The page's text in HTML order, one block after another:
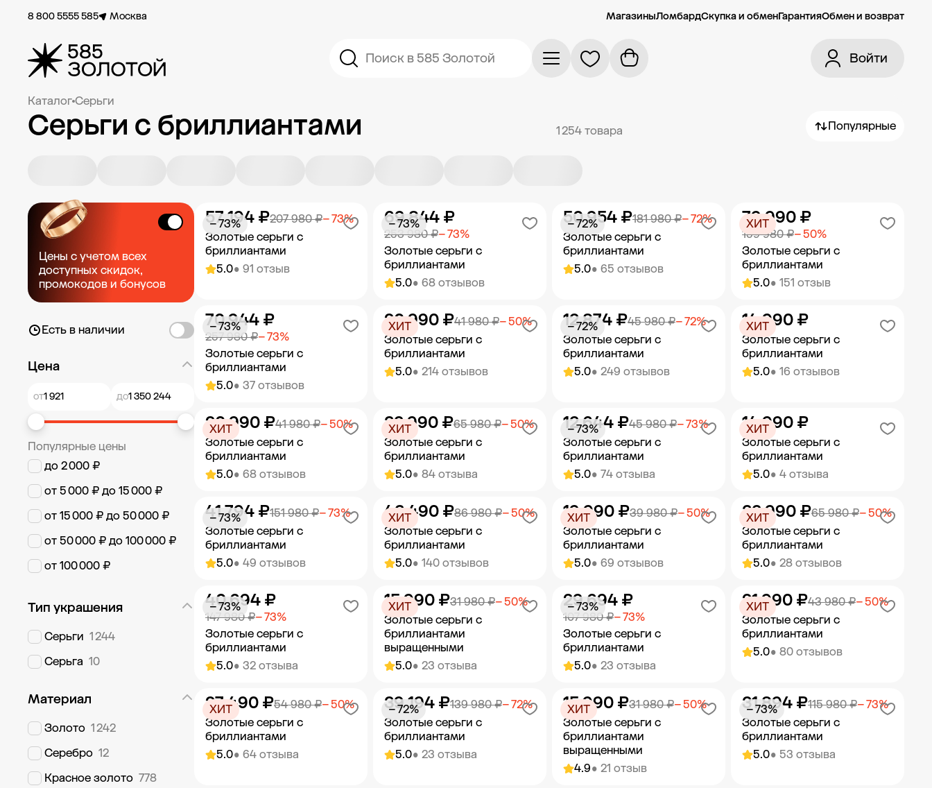
8 800 5555 585 Москва МагазиныЛомбардСкупка и обменГарантияОбмен и возврат
Поиск в 585 Золотой Войти
Каталог Серьги
Серьги с бриллиантами 1 254 товара Популярные
Цены с учетом всех
доступных скидок,
промокодов и бонусов
Есть в наличии
Цена
от до
Популярные цены
до 2 000 ₽
от 5 000 ₽ до 15 000 ₽
от 15 000 ₽ до 50 000 ₽
от 50 000 ₽ до 100 000 ₽
от 100 000 ₽
Тип украшения
Серьги 1 244
Серьга 10
Материал
Золото 1 242
Серебро 12
Красное золото 778
5.0• 91 отзыв
Золотые серьги с
бриллиантами
207 980 ₽− 73%
57 194 ₽
− 73%
Добавить в корзину
5.0• 68 отзывов
Золотые серьги с
бриллиантами
253 980 ₽− 73%
69 844 ₽
− 73%
Добавить в корзину
5.0• 65 отзывов
Золотые серьги с
бриллиантами
181 980 ₽− 72%
50 954 ₽
− 72%
Добавить в корзину
5.0• 151 отзыв
Золотые серьги с
бриллиантами
159 980 ₽− 50%
79 990 ₽
ХИТ
Добавить в корзину
5.0• 37 отзывов
Золотые серьги с
бриллиантами
257 980 ₽− 73%
70 944 ₽
− 73%
Добавить в корзину
5.0• 214 отзывов
Золотые серьги с
бриллиантами
41 980 ₽− 50%
20 990 ₽
ХИТ
Добавить в корзину
5.0• 249 отзывов
Золотые серьги с
бриллиантами
45 980 ₽− 72%
12 874 ₽
− 72%
Добавить в корзину
5.0• 16 отзывов
Золотые серьги с
бриллиантами
14 990 ₽
ХИТ
Добавить в корзину
5.0• 68 отзывов
Золотые серьги с
бриллиантами
41 980 ₽− 50%
20 990 ₽
ХИТ
Добавить в корзину
5.0• 84 отзыва
Золотые серьги с
бриллиантами
65 980 ₽− 50%
32 990 ₽
ХИТ
Добавить в корзину
5.0• 74 отзыва
Золотые серьги с
бриллиантами
45 980 ₽− 73%
12 644 ₽
− 73%
Добавить в корзину
5.0• 4 отзыва
Золотые серьги с
бриллиантами
14 990 ₽
ХИТ
Добавить в корзину
5.0• 49 отзывов
Золотые серьги с
бриллиантами
151 980 ₽− 73%
41 794 ₽
− 73%
Добавить в корзину
5.0• 140 отзывов
Золотые серьги с
бриллиантами
86 980 ₽− 50%
43 490 ₽
ХИТ
Добавить в корзину
5.0• 69 отзывов
Золотые серьги с
бриллиантами
39 980 ₽− 50%
19 990 ₽
ХИТ
Добавить в корзину
5.0• 28 отзывов
Золотые серьги с
бриллиантами
65 980 ₽− 50%
32 990 ₽
ХИТ
Добавить в корзину
5.0• 32 отзыва
Золотые серьги с
бриллиантами
147 980 ₽− 73%
40 694 ₽
− 73%
Добавить в корзину
5.0• 23 отзыва
Золотые серьги с
бриллиантами
выращенными
31 980 ₽− 50%
15 990 ₽
ХИТ
Добавить в корзину
5.0• 23 отзыва
Золотые серьги с
бриллиантами
107 980 ₽− 73%
29 694 ₽
− 73%
Добавить в корзину
5.0• 80 отзывов
Золотые серьги с
бриллиантами
43 980 ₽− 50%
21 990 ₽
ХИТ
Добавить в корзину
5.0• 64 отзыва
Золотые серьги с
бриллиантами
54 980 ₽− 50%
27 490 ₽
ХИТ
5.0• 23 отзыва
Золотые серьги с
бриллиантами
139 980 ₽− 72%
39 194 ₽
− 72%
4.9• 21 отзыв
Золотые серьги с
бриллиантами
выращенными
31 980 ₽− 50%
15 990 ₽
ХИТ
5.0• 53 отзыва
Золотые серьги с
бриллиантами
115 980 ₽− 73%
31 894 ₽
− 73%